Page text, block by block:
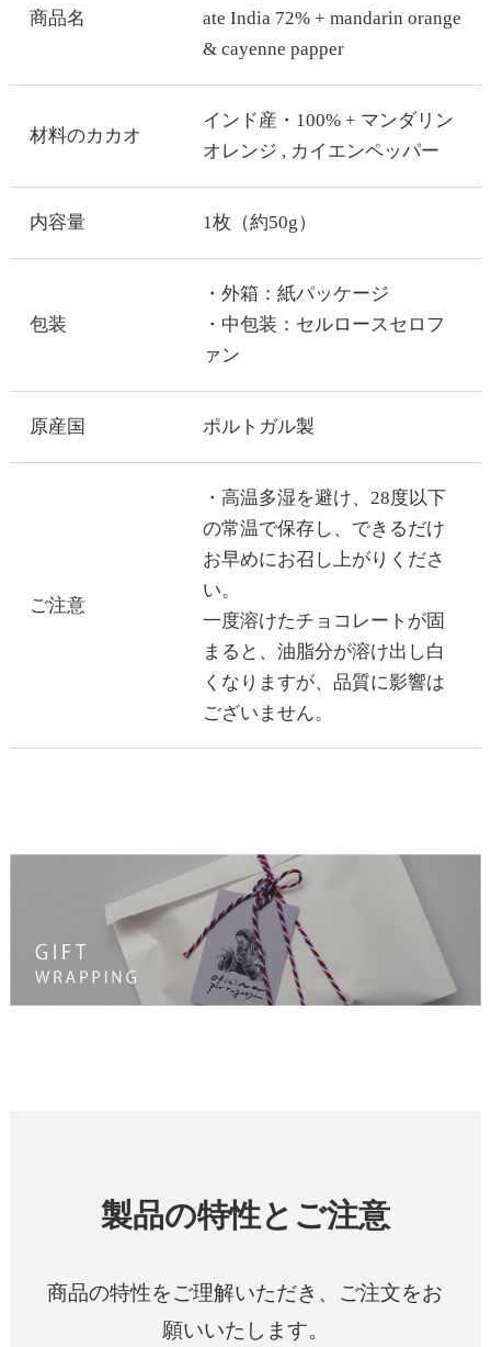
商品名
ate India 72% + mandarin orange
& cayenne papper
材料のカカオ
インド産・100% + マンダリン
オレンジ , カイエンペッパー
内容量 1枚（約50g）
包装
・外箱：紙パッケージ
・中包装：セルロースセロフ
ァン
原産国 ポルトガル製
ご注意
・高温多湿を避け、28度以下
の常温で保存し、できるだけ
お早めにお召し上がりくださ
い。
一度溶けたチョコレートが固
まると、油脂分が溶け出し白
くなりますが、品質に影響は
ございません。
製品の特性とご注意
商品の特性をご理解いただき、ご注文をお
願いいたします。